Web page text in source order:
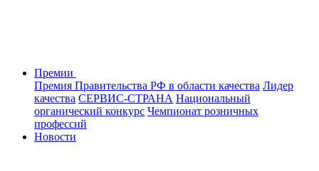
Премии
Премия Правительства РФ в области качества Лидер
качества СЕРВИС-СТРАНА Национальный
органический конкурс Чемпионат розничных
профессий
Новости